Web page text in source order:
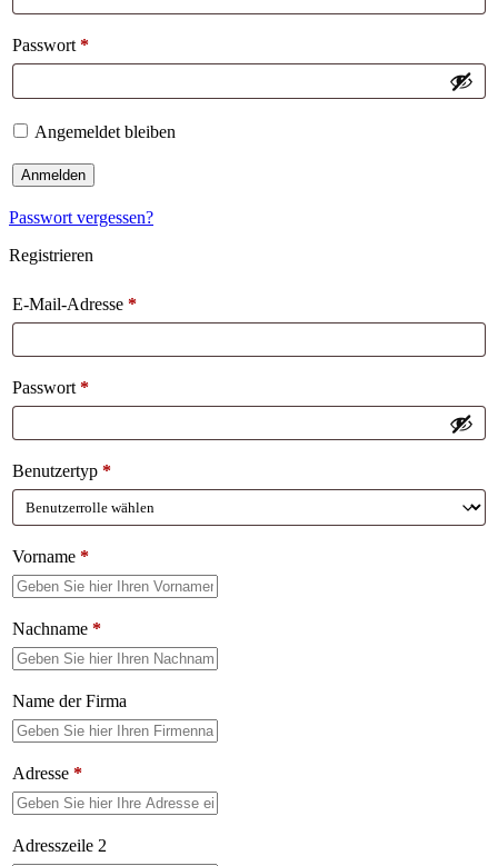
Passwort *
Angemeldet bleiben
Anmelden
Passwort vergessen?
Registrieren
E-Mail-Adresse *
Passwort *
Benutzertyp *
Vorname *
Nachname *
Name der Firma
Adresse *
Adresszeile 2